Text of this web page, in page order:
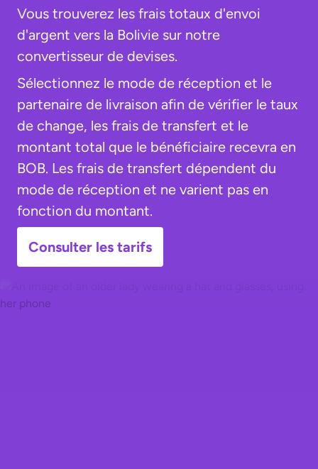
Vous trouverez les frais totaux d'envoi
d'argent vers la Bolivie sur notre
convertisseur de devises.
Sélectionnez le mode de réception et le
partenaire de livraison afin de vérifier le taux
de change, les frais de transfert et le
montant total que le bénéficiaire recevra en
BOB. Les frais de transfert dépendent du
mode de réception et ne varient pas en
fonction du montant.
Consulter les tarifs